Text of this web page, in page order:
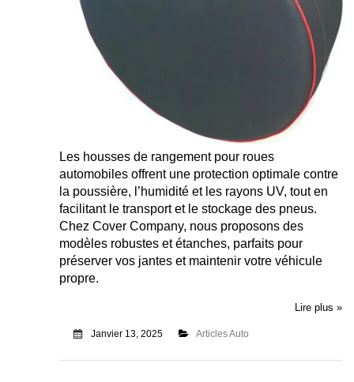
Les housses de rangement pour roues
automobiles offrent une protection optimale contre
la poussière, l’humidité et les rayons UV, tout en
facilitant le transport et le stockage des pneus.
Chez Cover Company, nous proposons des
modèles robustes et étanches, parfaits pour
préserver vos jantes et maintenir votre véhicule
propre.
Lire plus »
Janvier 13, 2025 Articles Auto